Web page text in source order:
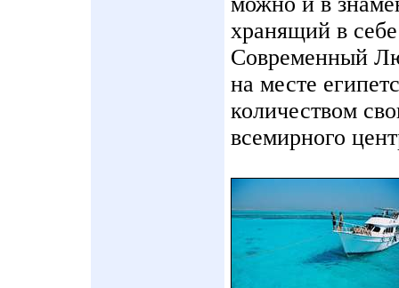
хранящий в
Современный
на месте
количеством
всемирного